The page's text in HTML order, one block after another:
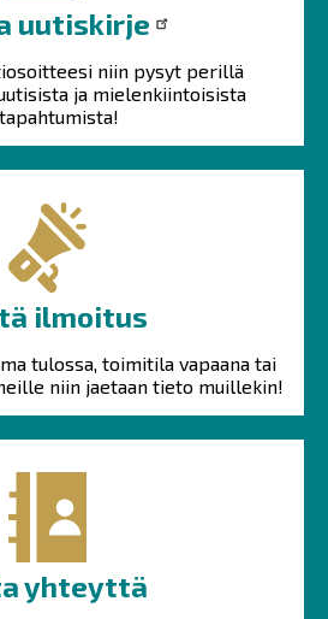
uutiskirje
niin pysyt perillä
ja mielenkiintoisista
tapahtumista!
ilmoitus
tulossa, toimitila vapaana tai
niin jaetaan tieto muillekin!
yhteyttä